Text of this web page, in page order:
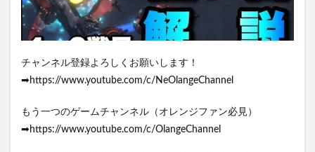
チャンネル登録よろしくお願いします！
➡https://www.youtube.com/c/NeOlangeChannel
もう一つのゲームチャンネル（オレンジファン必見）
➡https://www.youtube.com/c/OlangeChannel